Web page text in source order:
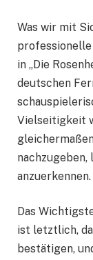
Was wir mit
in „Die
deutschen
Vielseitigkeit
anzuerkennen.
Das
ist letztlich,
bestätigen,